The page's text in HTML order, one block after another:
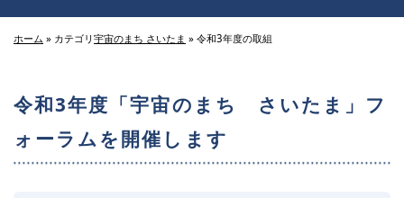
ホーム » カテゴリ 宇宙のまち さいたま » 令和3年度の取組
令和3年度「宇宙のまち さいたま」フ
ォーラムを開催します